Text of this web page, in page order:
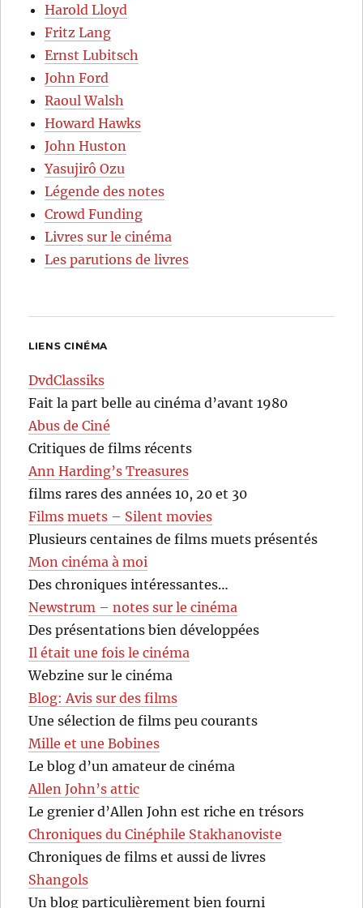
Harold Lloyd
Fritz Lang
Ernst Lubitsch
John Ford
Raoul Walsh
Howard Hawks
John Huston
Yasujirô Ozu
Légende des notes
Crowd Funding
Livres sur le cinéma
Les parutions de livres
LIENS CINÉMA
DvdClassiks
Fait la part belle au cinéma d’avant 1980
Abus de Ciné
Critiques de films récents
Ann Harding’s Treasures
films rares des années 10, 20 et 30
Films muets – Silent movies
Plusieurs centaines de films muets présentés
Mon cinéma à moi
Des chroniques intéressantes…
Newstrum – notes sur le cinéma
Des présentations bien développées
Il était une fois le cinéma
Webzine sur le cinéma
Blog: Avis sur des films
Une sélection de films peu courants
Mille et une Bobines
Le blog d’un amateur de cinéma
Allen John’s attic
Le grenier d’Allen John est riche en trésors
Chroniques du Cinéphile Stakhanoviste
Chroniques de films et aussi de livres
Shangols
Un blog particulièrement bien fourni